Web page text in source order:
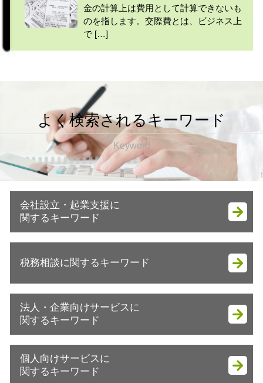
金の計算上は費用として計算できないも
のを指します。交際費とは、ビジネス上
で […]
よく検索されるキーワード
Keyword
会社設立・起業支援に
関するキーワード
会社設立 流れ
会社設立 助成金
会社設立 税務署 提出書類
会社設立後 手続き
会社設立 住民税
起業 税金
起業支援 助成金 コロナ
税務相談に関するキーワード
節税対策 ideco
確定申告 あとから
税務相談
確定申告とは
確定申告 青色申告
法人・企業向けサービスに
関するキーワード
税務調査 いつ来る
税務調査立会 相続税
個人向けサービスに
関するキーワード